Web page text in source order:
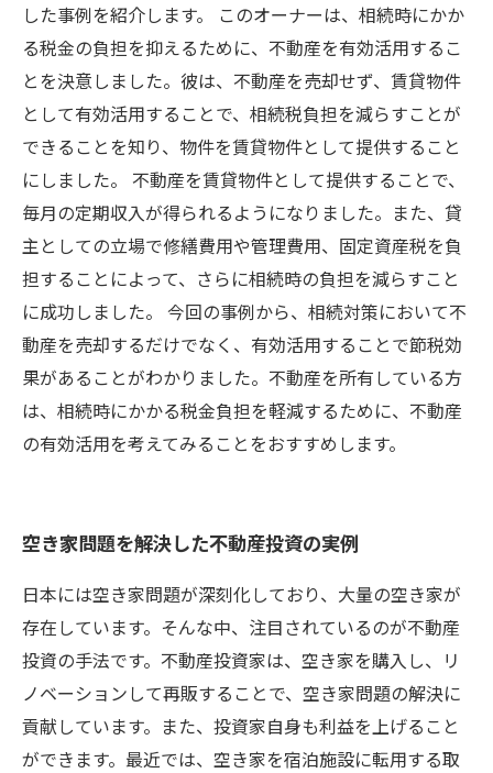
した事例を紹介します。 このオーナーは、相続時にかか
る税金の負担を抑えるために、不動産を有効活用するこ
とを決意しました。彼は、不動産を売却せず、賃貸物件
として有効活用することで、相続税負担を減らすことが
できることを知り、物件を賃貸物件として提供すること
にしました。 不動産を賃貸物件として提供することで、
毎月の定期収入が得られるようになりました。また、貸
主としての立場で修繕費用や管理費用、固定資産税を負
担することによって、さらに相続時の負担を減らすこと
に成功しました。 今回の事例から、相続対策において不
動産を売却するだけでなく、有効活用することで節税効
果があることがわかりました。不動産を所有している方
は、相続時にかかる税金負担を軽減するために、不動産
の有効活用を考えてみることをおすすめします。
空き家問題を解決した不動産投資の実例
日本には空き家問題が深刻化しており、大量の空き家が
存在しています。そんな中、注目されているのが不動産
投資の手法です。不動産投資家は、空き家を購入し、リ
ノベーションして再販することで、空き家問題の解決に
貢献しています。また、投資家自身も利益を上げること
ができます。最近では、空き家を宿泊施設に転用する取